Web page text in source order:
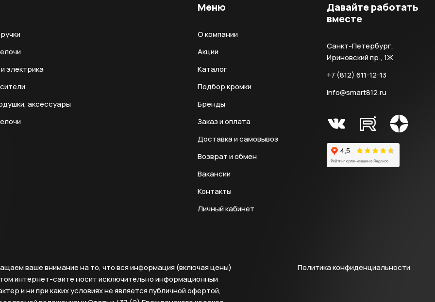
электрика
аксессуары
Меню
О компании
Акции
Каталог
Подбор кромки
Бренды
Заказ и оплата
Доставка и самовывоз
Возврат и обмен
Вакансии
Контакты
Личный кабинет
Давайте работать
вместе
Санкт-Петербург,
Ириновский пр., 1Ж
+7 (812) 611-12-13
info@smart812.ru
Политика конфиденциальности
ваше внимание на то, что вся информация (включая цены)
интернет-сайте носит исключительно информационный
и ни при каких условиях не является публичной офертой,